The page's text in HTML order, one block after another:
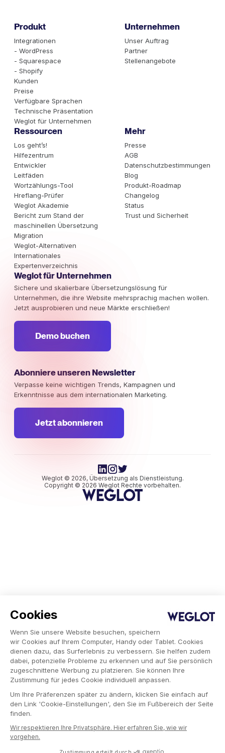
Cookies
Wenn Sie unsere Website besuchen, speichern
wir Cookies auf Ihrem Computer, Handy oder Tablet. Cookies
dienen dazu, das Surferlebnis zu verbessern. Sie helfen zudem
dabei, potenzielle Probleme zu erkennen und auf Sie persönlich
zugeschnittene Werbung zu platzieren. Sie können Ihre
Zustimmung für jedes Cookie individuell anpassen.
Um Ihre Präferenzen später zu ändern, klicken Sie einfach auf
den Link 'Cookie-Einstellungen', den Sie im Fußbereich der Seite
finden.
Wir respektieren Ihre Privatsphäre. Hier erfahren Sie, wie wir
vorgehen.
Produkt
Integrationen
- WordPress
- Squarespace
- Shopify
Kunden
Preise
Verfügbare Sprachen
Technische Präsentation
Weglot für Unternehmen
Unternehmen
Unser Auftrag
Partner
Stellenangebote
Ressourcen
Los geht’s!
Hilfezentrum
Entwickler
Leitfäden
Wortzählungs-Tool
Hreflang-Prüfer
Weglot Akademie
Bericht zum Stand der
maschinellen Übersetzung
Migration
Weglot-Alternativen
Internationales
Expertenverzeichnis
Mehr
Presse
AGB
Datenschutzbestimmungen
Blog
Produkt-Roadmap
Changelog
Status
Trust und Sicherheit
Weglot für Unternehmen
Sichere und skalierbare Übersetzungslösung für
Unternehmen, die ihre Website mehrsprachig machen wollen.
Jetzt ausprobieren und neue Märkte erschließen!
Demo buchen
Abonniere unseren Newsletter
Verpasse keine wichtigen Trends, Kampagnen und
Erkenntnisse aus dem internationalen Marketing.
Jetzt abonnieren
Weglot © 2026, Übersetzung als Dienstleistung.
Copyright © 2026 Weglot Rechte vorbehalten.